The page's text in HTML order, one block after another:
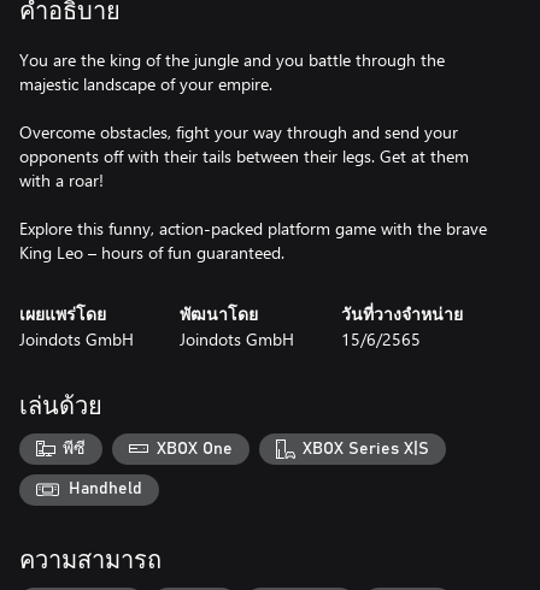
คำอธิบาย
You are the king of the jungle and you battle through the
majestic landscape of your empire.
Overcome obstacles, fight your way through and send your
opponents off with their tails between their legs. Get at them
with a roar!
Explore this funny, action-packed platform game with the brave
King Leo – hours of fun guaranteed.
เผยแพร่โดย
Joindots GmbH
พัฒนาโดย
Joindots GmbH
วันที่วางจำหน่าย
15/6/2565
เล่นด้วย
พีซี XBOX One XBOX Series X|S
Handheld
ความสามารถ